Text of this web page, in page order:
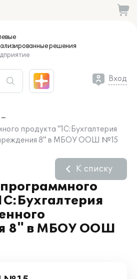
решения
Вход
продукта "1С:Бухгалтерия
8" в МБОУ ООШ №15
8" в МБОУ ООШ
К списку